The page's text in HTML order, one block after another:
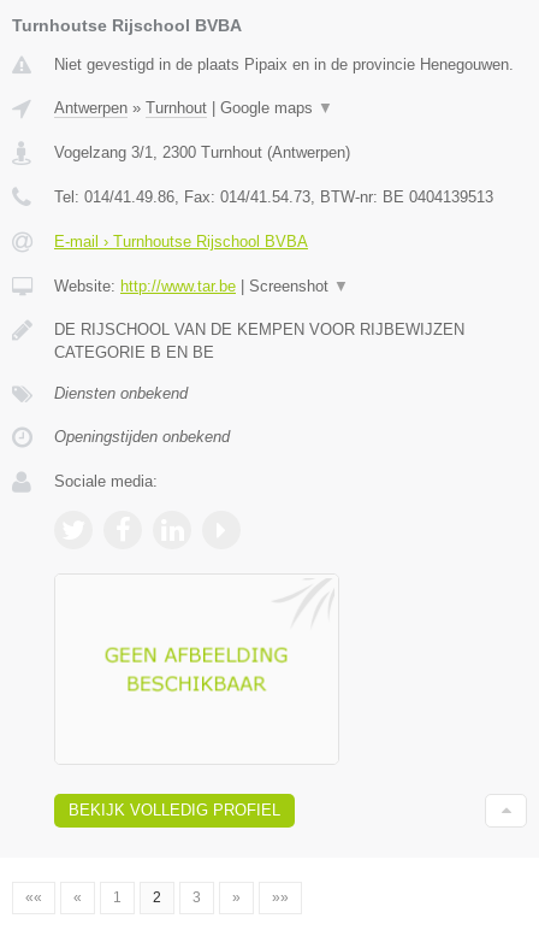
Turnhoutse Rijschool BVBA
Niet gevestigd in de plaats Pipaix en in de provincie Henegouwen.
Antwerpen » Turnhout Google maps ▼
Vogelzang 3/1, 2300 Turnhout (Antwerpen)
Tel: 014/41.49.86, Fax: 014/41.54.73, BTW-nr: BE 0404139513
E-mail › Turnhoutse Rijschool BVBA
Website: http://www.tar.be Screenshot ▼
DE RIJSCHOOL VAN DE KEMPEN VOOR RIJBEWIJZEN
CATEGORIE B EN BE
Diensten onbekend
Openingstijden onbekend
Sociale media:
BEKIJK VOLLEDIG PROFIEL
«« « 1 2 3 » »»